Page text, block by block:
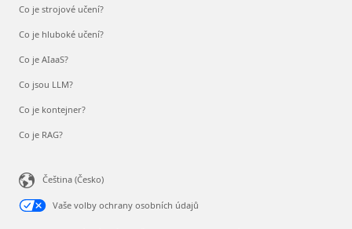
Co je strojové učení?
Co je hluboké učení?
Co je AIaaS?
Co jsou LLM?
Co je kontejner?
Co je RAG?
Čeština (Česko)
Vaše volby ochrany osobních údajů